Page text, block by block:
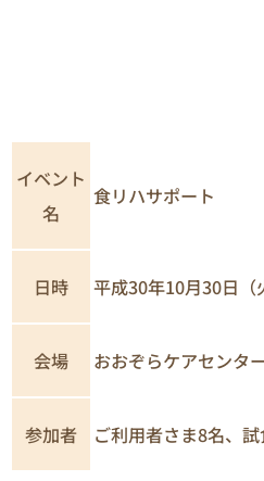
イベント
名
食リハサポート
日時 平成30年10月30日
会場 おおぞらケアセン
参加者 ご利用者さま8名、